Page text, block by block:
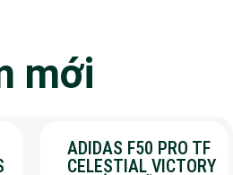
mới
ADIDAS F50 PRO TF
CELESTIAL VICTORY